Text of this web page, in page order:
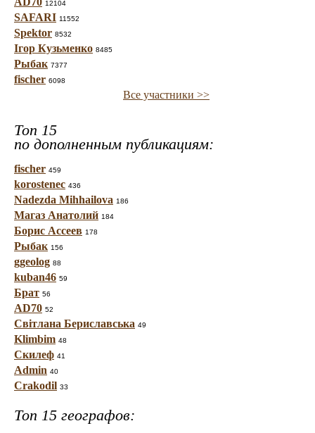
12104
SAFARI 11552
Spektor 8532
Ігор Кузьменко 8485
Рыбак 7377
fischer 6098
Все участники >>
Топ 15
по дополненным публикациям:
fischer 459
korostenec 436
Nadezda Mihhailova 186
Магаз Анатолий 184
Борис Ассеев 178
Рыбак 156
ggeolog 88
kuban46 59
Брат 56
AD70 52
Світлана Бериславська 49
Klimbim 48
Скилеф 41
Admin 40
Crakodil 33
Топ 15 географов: